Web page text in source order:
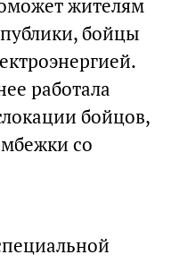
жителям
бойцы
работала
бойцов,
со